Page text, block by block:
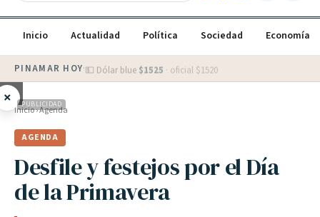
Inicio Actualidad Política Sociedad Economía
PINAMAR HOY·💵 Dólar blue $1525 · oficial $1520
× PUBLICIDAD
Inicio›Agenda
AGENDA
Desfile y festejos por el Día
de la Primavera